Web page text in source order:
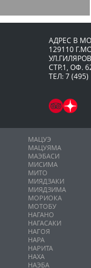
АДРЕС В
129110
СТР.1, ОФ.
ТЕЛ: 7 (495)
МАЦУЭ
МАЦУЯМА
МАЭБАСИ
МИСИМА
МИТО
МИЯДЗАКИ
МИЯДЗИМА
МОРИОКА
МОТОБУ
НАГАНО
НАГАСАКИ
НАГОЯ
НАРА
НАРИТА
НАХА
НАЭБА